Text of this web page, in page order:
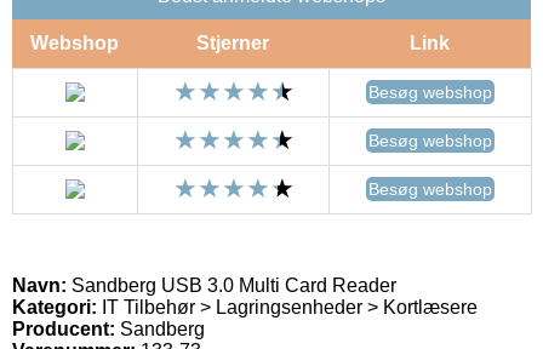
Webshop Stjerner Link
Besøg webshop
Besøg webshop
Besøg webshop
Navn: Sandberg USB 3.0 Multi Card Reader
Kategori: IT Tilbehør > Lagringsenheder > Kortlæsere
Producent: Sandberg